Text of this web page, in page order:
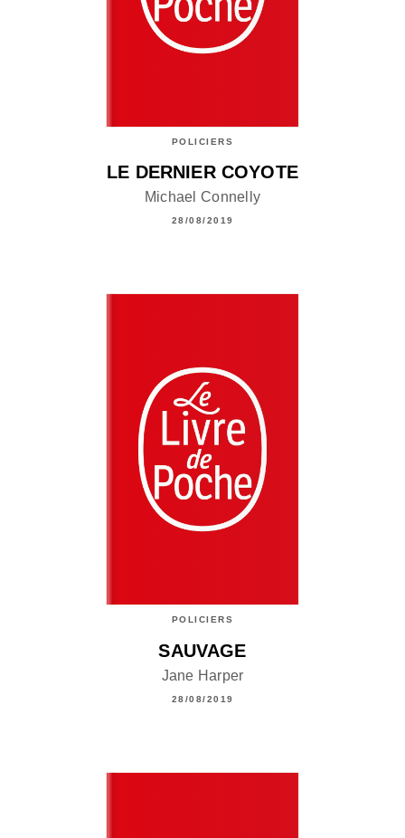
POLICIERS
LE DERNIER COYOTE
Michael Connelly
28/08/2019
POLICIERS
SAUVAGE
Jane Harper
28/08/2019